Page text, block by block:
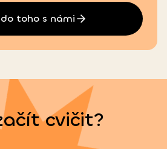
do toho s námi
cvičit?